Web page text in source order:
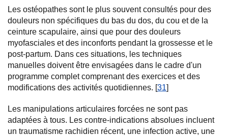
Les ostéopathes sont le plus souvent consultés pour des
douleurs non spécifiques du bas du dos, du cou et de la
ceinture scapulaire, ainsi que pour des douleurs
myofasciales et des inconforts pendant la grossesse et le
post-partum. Dans ces situations, les techniques
manuelles doivent être envisagées dans le cadre d'un
programme complet comprenant des exercices et des
modifications des activités quotidiennes. [31]
Les manipulations articulaires forcées ne sont pas
adaptées à tous. Les contre-indications absolues incluent
un traumatisme rachidien récent, une infection active, une